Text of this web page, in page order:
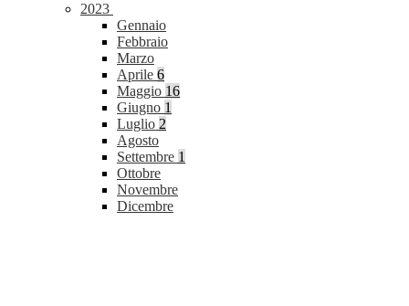
2023
Gennaio
Febbraio
Marzo
Aprile 6
Maggio 16
Giugno 1
Luglio 2
Agosto
Settembre 1
Ottobre
Novembre
Dicembre